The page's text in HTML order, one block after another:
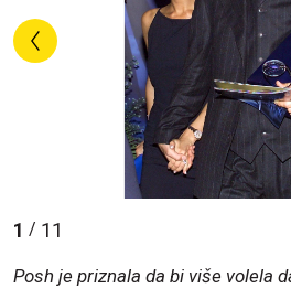
1 / 11
Posh je priznala da bi više volela